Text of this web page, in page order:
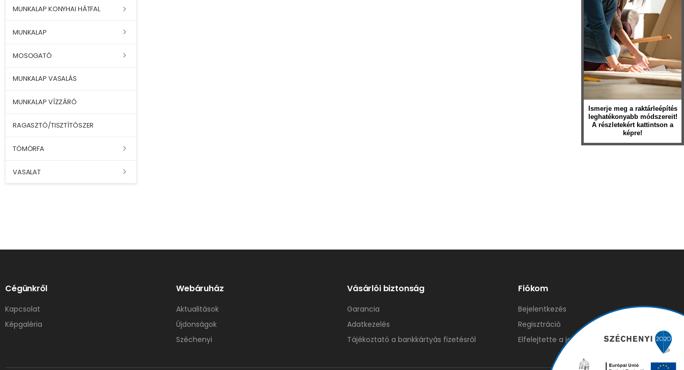
MUNKALAP KONYHAI HÁTFAL
MUNKALAP
MOSOGATÓ
MUNKALAP VASALÁS
MUNKALAP VÍZZÁRÓ
RAGASZTÓ/TISZTÍTÓSZER
TÖMÖRFA
VASALAT
Ismerje meg a raktárleépítés
leghatékonyabb módszereit!
A részletekért kattintson a
képre!
Cégünkről
Kapcsolat
Képgaléria
Webáruház
Aktualitások
Újdonságok
Széchenyi
Vásárlói biztonság
Garancia
Adatkezelés
Tájékoztató a bankkártyás fizetésről
Fiókom
Bejelentkezés
Regisztráció
Elfelejtette a jelszavát?